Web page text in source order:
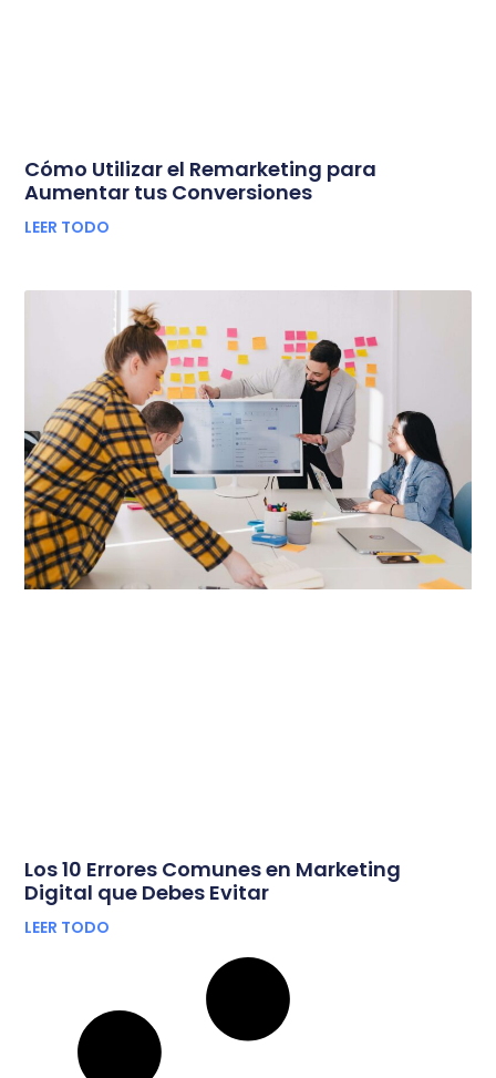
Cómo Utilizar el Remarketing para
Aumentar tus Conversiones
LEER TODO
Los 10 Errores Comunes en Marketing
Digital que Debes Evitar
LEER TODO